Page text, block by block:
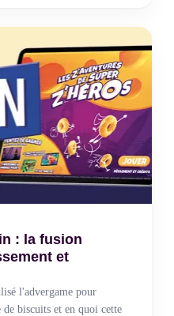
: la fusion
et
l'advergame pour
biscuits et en quoi cette